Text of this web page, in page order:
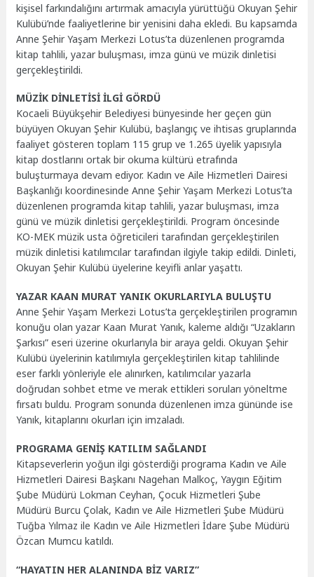
kişisel farkındalığını artırmak amacıyla yürüttüğü Okuyan Şehir
Kulübü’nde faaliyetlerine bir yenisini daha ekledi. Bu kapsamda
Anne Şehir Yaşam Merkezi Lotus’ta düzenlenen programda
kitap tahlili, yazar buluşması, imza günü ve müzik dinletisi
gerçekleştirildi.
MÜZİK DİNLETİSİ İLGİ GÖRDÜ
Kocaeli Büyükşehir Belediyesi bünyesinde her geçen gün
büyüyen Okuyan Şehir Kulübü, başlangıç ve ihtisas gruplarında
faaliyet gösteren toplam 115 grup ve 1.265 üyelik yapısıyla
kitap dostlarını ortak bir okuma kültürü etrafında
buluşturmaya devam ediyor. Kadın ve Aile Hizmetleri Dairesi
Başkanlığı koordinesinde Anne Şehir Yaşam Merkezi Lotus’ta
düzenlenen programda kitap tahlili, yazar buluşması, imza
günü ve müzik dinletisi gerçekleştirildi. Program öncesinde
KO-MEK müzik usta öğreticileri tarafından gerçekleştirilen
müzik dinletisi katılımcılar tarafından ilgiyle takip edildi. Dinleti,
Okuyan Şehir Kulübü üyelerine keyifli anlar yaşattı.
YAZAR KAAN MURAT YANIK OKURLARIYLA BULUŞTU
Anne Şehir Yaşam Merkezi Lotus’ta gerçekleştirilen programın
konuğu olan yazar Kaan Murat Yanık, kaleme aldığı “Uzakların
Şarkısı” eseri üzerine okurlarıyla bir araya geldi. Okuyan Şehir
Kulübü üyelerinin katılımıyla gerçekleştirilen kitap tahlilinde
eser farklı yönleriyle ele alınırken, katılımcılar yazarla
doğrudan sohbet etme ve merak ettikleri soruları yöneltme
fırsatı buldu. Program sonunda düzenlenen imza gününde ise
Yanık, kitaplarını okurları için imzaladı.
PROGRAMA GENİŞ KATILIM SAĞLANDI
Kitapseverlerin yoğun ilgi gösterdiği programa Kadın ve Aile
Hizmetleri Dairesi Başkanı Nagehan Malkoç, Yaygın Eğitim
Şube Müdürü Lokman Ceyhan, Çocuk Hizmetleri Şube
Müdürü Burcu Çolak, Kadın ve Aile Hizmetleri Şube Müdürü
Tuğba Yılmaz ile Kadın ve Aile Hizmetleri İdare Şube Müdürü
Özcan Mumcu katıldı.
“HAYATIN HER ALANINDA BİZ VARIZ”